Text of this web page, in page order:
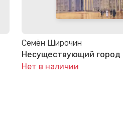
Семён Широчин
Несуществующий город
Нет в наличии